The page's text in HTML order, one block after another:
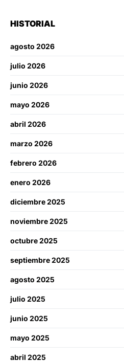
HISTORIAL
agosto 2026
julio 2026
junio 2026
mayo 2026
abril 2026
marzo 2026
febrero 2026
enero 2026
diciembre 2025
noviembre 2025
octubre 2025
septiembre 2025
agosto 2025
julio 2025
junio 2025
mayo 2025
abril 2025